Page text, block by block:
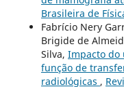
Brasileira de
Fabrício Nery
Brigide de
Silva, Impacto do
função de
radiológicas ,